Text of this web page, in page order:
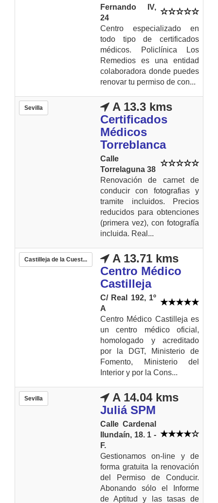
Fernando IV,
24
Centro especializado en
todo tipo de certificados
médicos. Policlínica Los
Remedios es una entidad
colaboradora donde puedes
renovar tu permiso de con...
Sevilla
A 13.3 kms
Certificados
Médicos
Torreblanca
Calle
Torrelaguna 38
Renovación de carnet de
conducir con fotografias y
tramite incluidos. Precios
reducidos para obtenciones
(primera vez), con fotografía
incluida. Real...
Castilleja de la Cuest...
A 13.71 kms
Centro Médico
Castilleja
C/ Real 192, 1º
A
Centro Médico Castilleja es
un centro médico oficial,
homologado y acreditado
por la DGT, Ministerio de
Fomento, Ministerio del
Interior y por la Cons...
Sevilla
A 14.04 kms
Juliá SPM
Calle Cardenal
Ilundaín, 18. 1 -
F.
Gestionamos on-line y de
forma gratuita la renovación
del Permiso de Conducir.
Abonando sólo el Informe
de Aptitud y las tasas de